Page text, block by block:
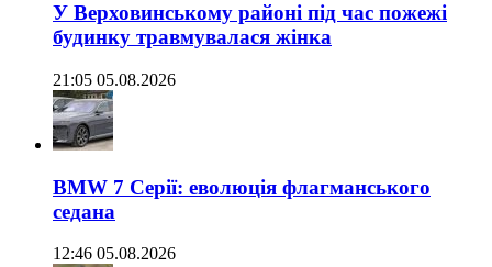
У Верховинському районі під час пожежі
будинку травмувалася жінка
21:05 05.08.2026
BMW 7 Серії: еволюція флагманського
седана
12:46 05.08.2026